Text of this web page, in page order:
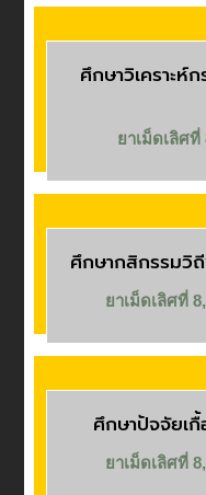
ศึกษาวิเคราะห์
ยาเม็ดเลิศที่
ศึกษากสิกรรมวิ
ยาเม็ดเลิศที่ 8,
ศึกษาปัจจัยเ
ยาเม็ดเลิศที่ 8,